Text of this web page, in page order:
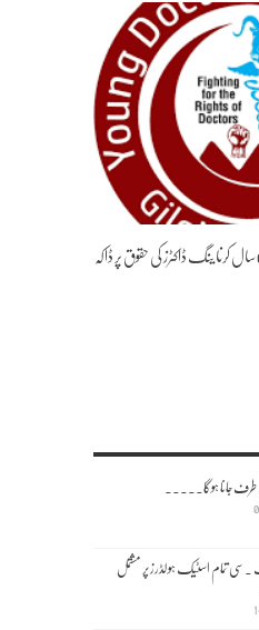
ڈاکٹروں کی ریٹائرمنٹ کی عمر 65 سال کرنا ینگ ڈاکٹرز کی حقوق پر ڈاکہ
طرف جانا ہوگا۔۔۔۔۔
تمام اسٹیک ہولڈرز پر مشتمل